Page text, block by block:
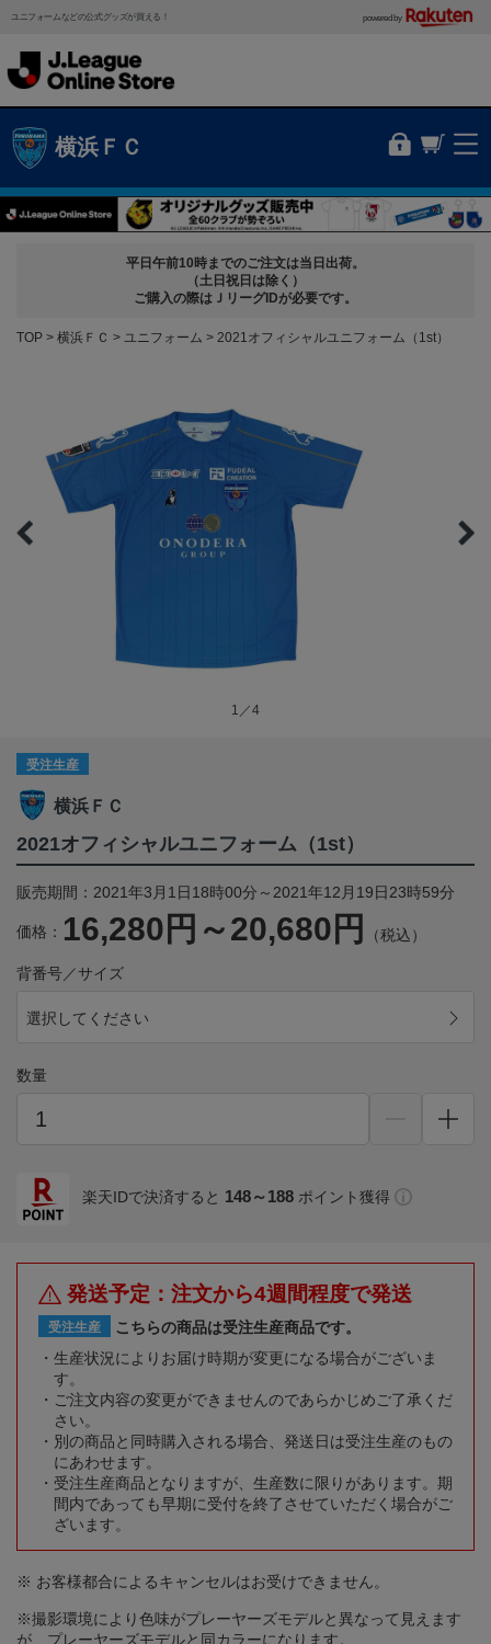
ユニフォームなどの公式グッズが買える！ powered by
横浜ＦＣ
平日午前10時までのご注文は当日出荷。
（土日祝日は除く）
ご購入の際はＪリーグIDが必要です。
TOP 横浜ＦＣ ユニフォーム 2021オフィシャルユニフォーム（1st）
1／4
受注生産
横浜ＦＣ
2021オフィシャルユニフォーム（1st）
販売期間：2021年3月1日18時00分～2021年12月19日23時59分
価格： 16,280円～20,680円 （税込）
背番号／サイズ
選択してください
数量
楽天IDで決済すると 148～188 ポイント獲得
発送予定：注文から4週間程度で発送
受注生産
こちらの商品は受注生産商品です。
生産状況によりお届け時期が変更になる場合がございま
す。
ご注文内容の変更ができませんのであらかじめご了承くだ
さい。
別の商品と同時購入される場合、発送日は受注生産のもの
にあわせます。
受注生産商品となりますが、生産数に限りがあります。期
間内であっても早期に受付を終了させていただく場合がご
ざいます。
※ お客様都合によるキャンセルはお受けできません。
※撮影環境により色味がプレーヤーズモデルと異なって見えます
が、プレーヤーズモデルと同カラーになります。